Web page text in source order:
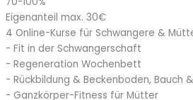
Eigenanteil max. 30€
4 Online-Kurse für Schwangere &
- Fit in der Schwangerschaft
- Regeneration Wochenbett
- Rückbildung & Beckenboden, Bauch
- Ganzkörper-Fitness für Mütter